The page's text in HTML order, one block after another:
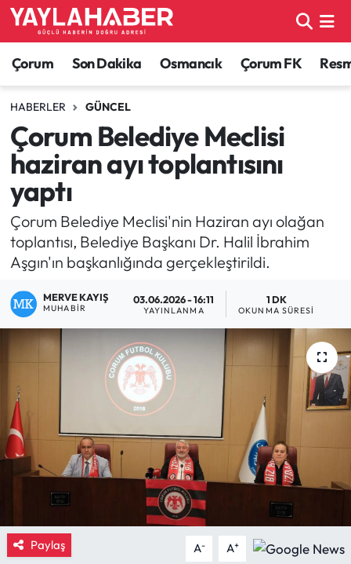
Çorum Son Dakika Osmancık Çorum FK
HABERLER GÜNCEL
Çorum Belediye Meclisi
haziran ayı toplantısını
yaptı
Çorum Belediye Meclisi'nin Haziran ayı olağan
toplantısı, Belediye Başkanı Dr. Halil İbrahim
Aşgın'ın başkanlığında gerçekleştirildi.
MERVE KAYIŞ
MUHABIR
03.06.2026 - 16:11
YAYINLANMA
1 DK
OKUNMA SÜRESI
Paylaş A- A+
Alaca Haberleri
Bayat Haberleri
Bilgi - Keşfet Haberleri
Bilim ve Teknoloji
Boğazkale Haberleri
Çorum Haberleri
Çorum Son Dakika Haberleri
Dodurga Haberleri
Ekonomi
Güncel
İskilip Haberleri
Kargı Haberleri
Çorum Nöbetçi Eczaneler
Çorum Hava Durumu
Çorum Namaz Vakitleri
Çorum Trafik Yoğunluk Haritası
TFF 1.Lig Puan Durumu ve Fikstür
Tüm Manşetler
Son Dakika Haberleri
Haber Arşivi